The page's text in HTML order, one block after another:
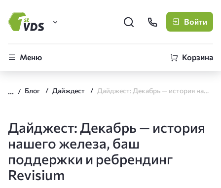
FirstVDS (вы здесь)
CLO
Войти
Меню Корзина
Блог Дайждест Дайджест: Декабрь — история нашего железа, баш поддержки и ребрендинг Revisium
Дайджест: Декабрь — история
нашего железа, баш
поддержки и ребрендинг
Revisium